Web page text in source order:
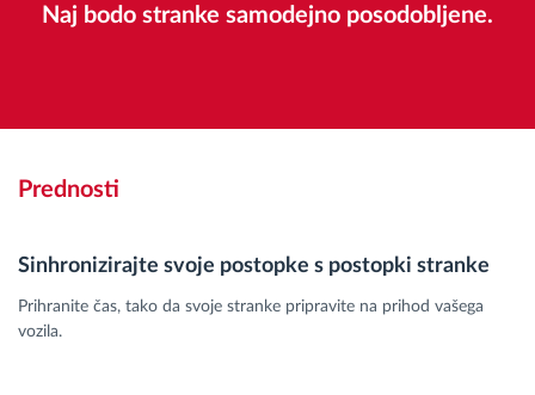
Naj bodo stranke samodejno posodobljene.
Prednosti
Sinhronizirajte svoje postopke s postopki stranke
Prihranite čas, tako da svoje stranke pripravite na prihod vašega
vozila.